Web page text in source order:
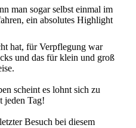
man sogar selbst einmal im
ein absolutes Highlight
hat, für Verpflegung war
und das für klein und groß
scheint es lohnt sich zu
jeden Tag!
Besuch bei diesem